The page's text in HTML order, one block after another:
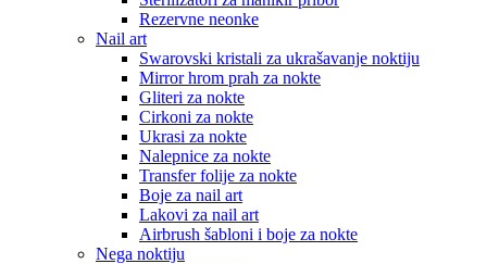
Rezervne neonke
Nail art
Swarovski kristali za ukrašavanje noktiju
Mirror hrom prah za nokte
Gliteri za nokte
Cirkoni za nokte
Ukrasi za nokte
Nalepnice za nokte
Transfer folije za nokte
Boje za nail art
Lakovi za nail art
Airbrush šabloni i boje za nokte
Nega noktiju